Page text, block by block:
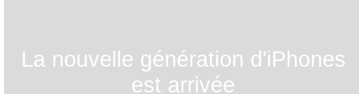
La nouvelle génération d'iPhones
est arrivée